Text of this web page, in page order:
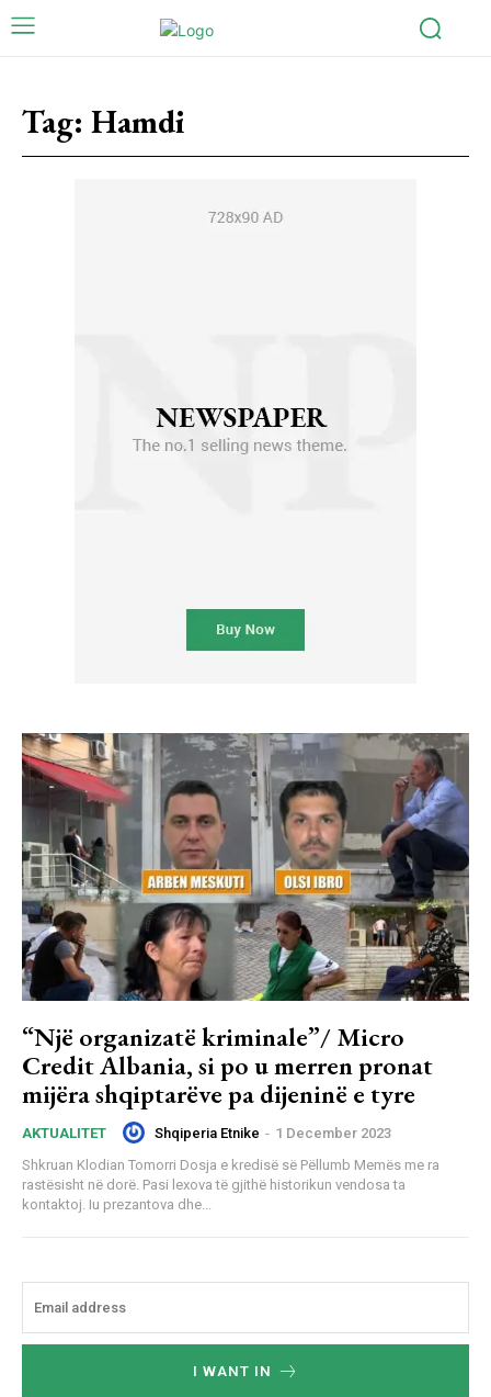
Tag: Hamdi
“Një organizatë kriminale”/ Micro
Credit Albania, si po u merren pronat
mijëra shqiptarëve pa dijeninë e tyre
AKTUALITET Shqiperia Etnike - 1 December 2023
Shkruan Klodian Tomorri Dosja e kredisë së Pëllumb Memës me ra
rastësisht në dorë. Pasi lexova të gjithë historikun vendosa ta
kontaktoj. Iu prezantova dhe...
I WANT IN